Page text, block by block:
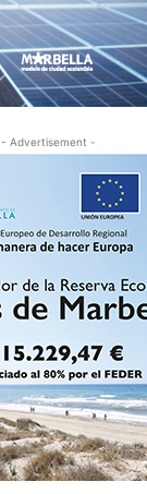
- Advertisement -